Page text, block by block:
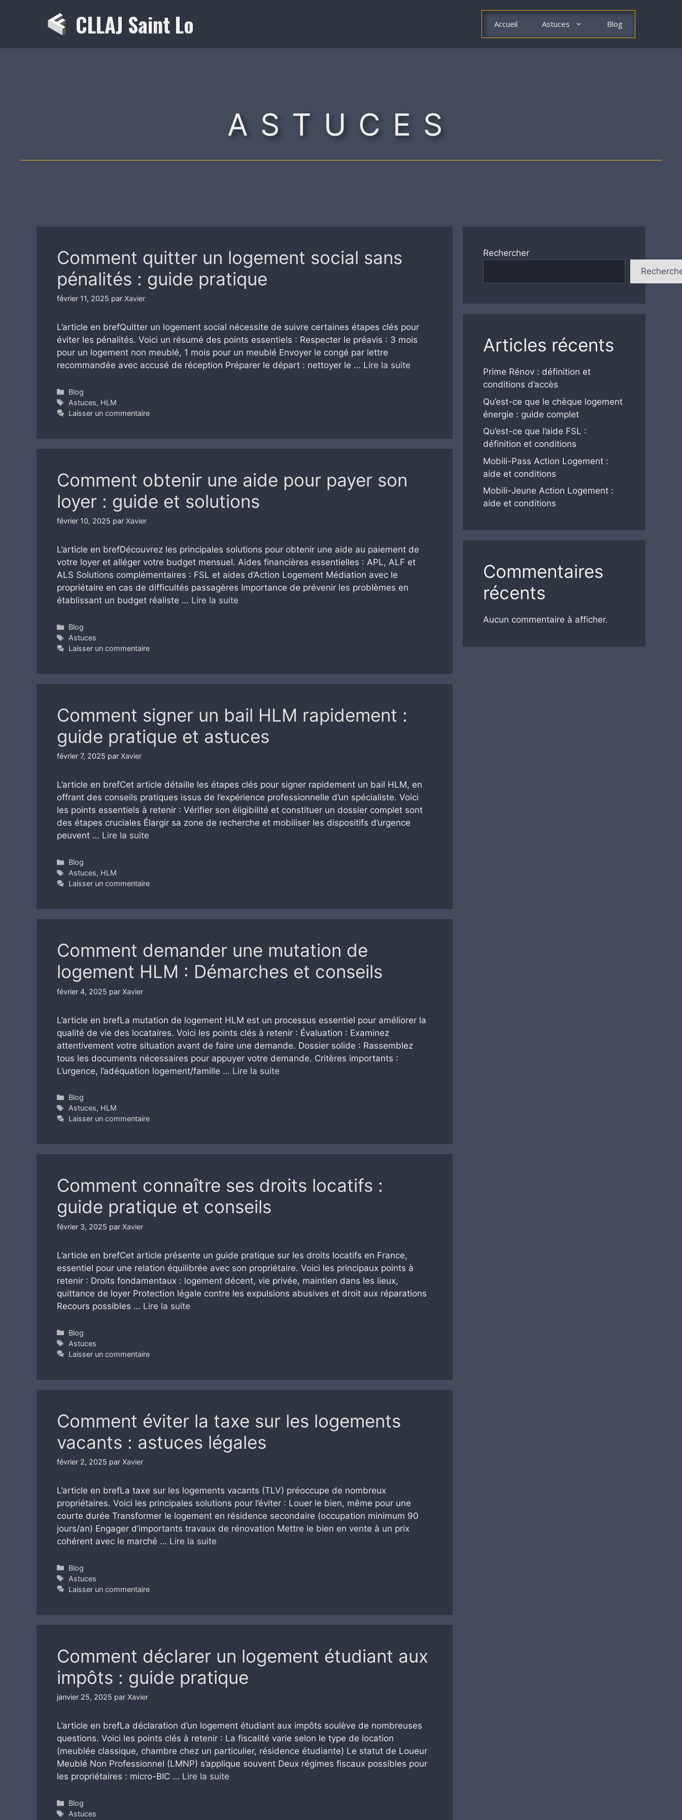
CLLAJ Saint Lo Accueil Astuces Blog
ASTUCES
Comment quitter un logement social sans
pénalités : guide pratique
février 11, 2025 par Xavier
L’article en brefQuitter un logement social nécessite de suivre certaines étapes clés pour
éviter les pénalités. Voici un résumé des points essentiels : Respecter le préavis : 3 mois
pour un logement non meublé, 1 mois pour un meublé Envoyer le congé par lettre
recommandée avec accusé de réception Préparer le départ : nettoyer le … Lire la suite
Catégories
Blog
Étiquettes
Astuces, HLM
Laisser un commentaire
Comment obtenir une aide pour payer son
loyer : guide et solutions
février 10, 2025 par Xavier
L’article en brefDécouvrez les principales solutions pour obtenir une aide au paiement de
votre loyer et alléger votre budget mensuel. Aides financières essentielles : APL, ALF et
ALS Solutions complémentaires : FSL et aides d’Action Logement Médiation avec le
propriétaire en cas de difficultés passagères Importance de prévenir les problèmes en
établissant un budget réaliste … Lire la suite
Catégories
Blog
Étiquettes
Astuces
Laisser un commentaire
Comment signer un bail HLM rapidement :
guide pratique et astuces
février 7, 2025 par Xavier
L’article en brefCet article détaille les étapes clés pour signer rapidement un bail HLM, en
offrant des conseils pratiques issus de l’expérience professionnelle d’un spécialiste. Voici
les points essentiels à retenir : Vérifier son éligibilité et constituer un dossier complet sont
des étapes cruciales Élargir sa zone de recherche et mobiliser les dispositifs d’urgence
peuvent … Lire la suite
Catégories
Blog
Étiquettes
Astuces, HLM
Laisser un commentaire
Comment demander une mutation de
logement HLM : Démarches et conseils
février 4, 2025 par Xavier
L’article en brefLa mutation de logement HLM est un processus essentiel pour améliorer la
qualité de vie des locataires. Voici les points clés à retenir : Évaluation : Examinez
attentivement votre situation avant de faire une demande. Dossier solide : Rassemblez
tous les documents nécessaires pour appuyer votre demande. Critères importants :
L’urgence, l’adéquation logement/famille … Lire la suite
Catégories
Blog
Étiquettes
Astuces, HLM
Laisser un commentaire
Comment connaître ses droits locatifs :
guide pratique et conseils
février 3, 2025 par Xavier
L’article en brefCet article présente un guide pratique sur les droits locatifs en France,
essentiel pour une relation équilibrée avec son propriétaire. Voici les principaux points à
retenir : Droits fondamentaux : logement décent, vie privée, maintien dans les lieux,
quittance de loyer Protection légale contre les expulsions abusives et droit aux réparations
Recours possibles … Lire la suite
Catégories
Blog
Étiquettes
Astuces
Laisser un commentaire
Comment éviter la taxe sur les logements
vacants : astuces légales
février 2, 2025 par Xavier
L’article en brefLa taxe sur les logements vacants (TLV) préoccupe de nombreux
propriétaires. Voici les principales solutions pour l’éviter : Louer le bien, même pour une
courte durée Transformer le logement en résidence secondaire (occupation minimum 90
jours/an) Engager d’importants travaux de rénovation Mettre le bien en vente à un prix
cohérent avec le marché … Lire la suite
Catégories
Blog
Étiquettes
Astuces
Laisser un commentaire
Comment déclarer un logement étudiant aux
impôts : guide pratique
janvier 25, 2025 par Xavier
L’article en brefLa déclaration d’un logement étudiant aux impôts soulève de nombreuses
questions. Voici les points clés à retenir : La fiscalité varie selon le type de location
(meublée classique, chambre chez un particulier, résidence étudiante) Le statut de Loueur
Meublé Non Professionnel (LMNP) s’applique souvent Deux régimes fiscaux possibles pour
les propriétaires : micro-BIC … Lire la suite
Catégories
Blog
Étiquettes
Astuces
Rechercher
Articles récents
Prime Rénov : définition et
conditions d’accès
Qu’est-ce que le chèque logement
énergie : guide complet
Qu’est-ce que l’aide FSL :
définition et conditions
Mobili-Pass Action Logement :
aide et conditions
Mobili-Jeune Action Logement :
aide et conditions
Commentaires
récents
Aucun commentaire à afficher.